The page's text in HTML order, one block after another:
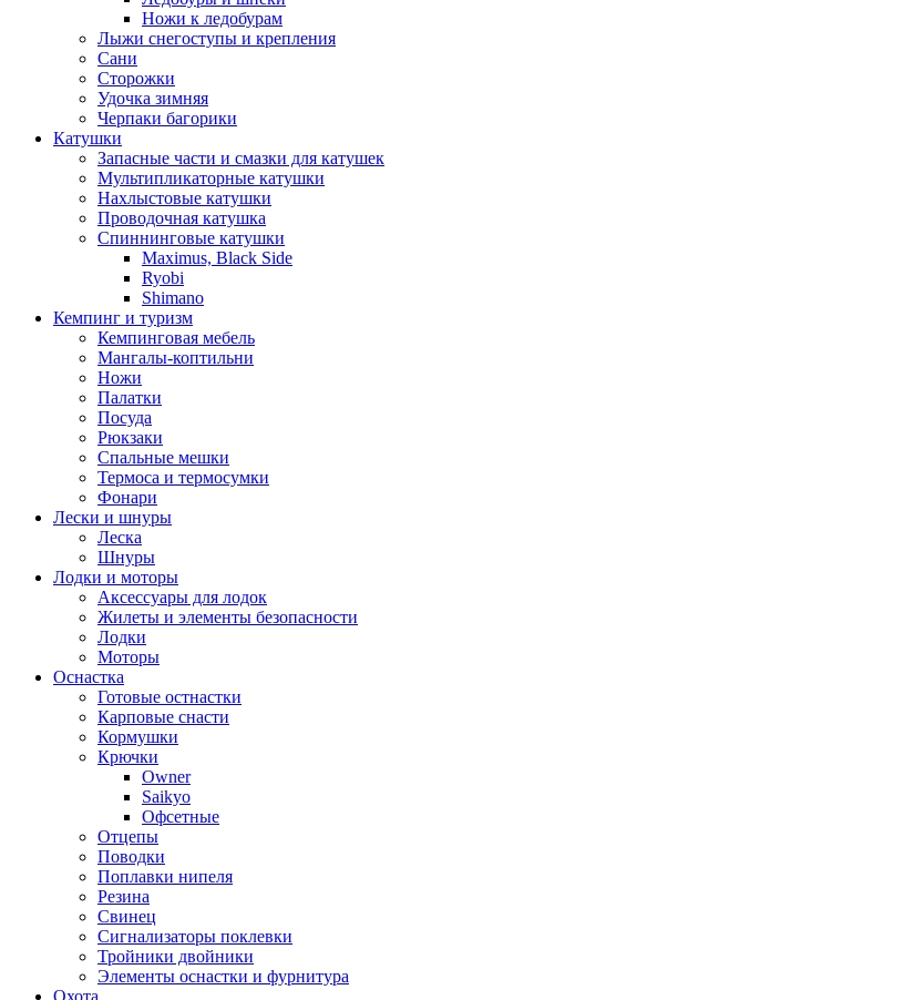
Ножи к ледобурам
Лыжи снегоступы и крепления
Сани
Сторожки
Удочка зимняя
Черпаки багорики
Катушки
Запасные части и смазки для катушек
Мультипликаторные катушки
Нахлыстовые катушки
Проводочная катушка
Спиннинговые катушки
Maximus, Black Side
Ryobi
Shimano
Кемпинг и туризм
Кемпинговая мебель
Мангалы-коптильни
Ножи
Палатки
Посуда
Рюкзаки
Спальные мешки
Термоса и термосумки
Фонари
Лески и шнуры
Леска
Шнуры
Лодки и моторы
Аксессуары для лодок
Жилеты и элементы безопасности
Лодки
Моторы
Оснастка
Готовые остнастки
Карповые снасти
Кормушки
Крючки
Owner
Saikyo
Офсетные
Отцепы
Поводки
Поплавки нипеля
Резина
Свинец
Сигнализаторы поклевки
Тройники двойники
Элементы оснастки и фурнитура
Охота